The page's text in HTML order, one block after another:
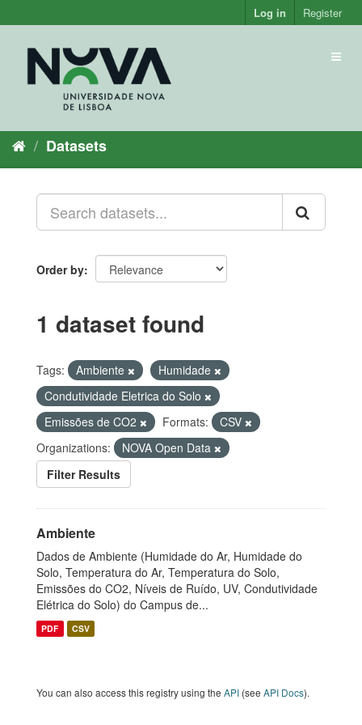
to
Log in Register
Datasets
Order by
1 dataset found
Tags: Ambiente
Humidade
Condutividade Eletrica do Solo
Emissões de CO2
Formats:
CSV
Organizations:
NOVA Open Data
Filter Results
Ambiente
Dados de Ambiente (Humidade do Ar, Humidade do
Solo, Temperatura do Ar, Temperatura do Solo,
Emissões do CO2, Níveis de Ruído, UV, Condutividade
Elétrica do Solo) do Campus de...
PDF CSV
You can also access this registry using the API (see API Docs).